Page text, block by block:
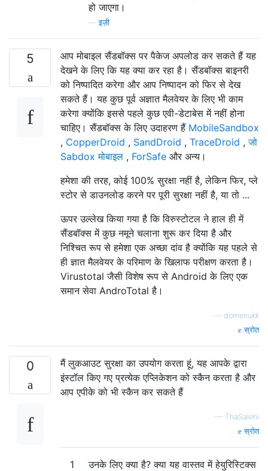
हो जाएगा।
—इज़ी
5
आप मोबाइल सैंडबॉक्स पर पैकेज अपलोड कर सकते हैं यह
देखने के लिए कि यह क्या कर रहा है। सैंडबॉक्स बाइनरी
को निष्पादित करेगा और आप निष्पादन को फिर से देख
सकते हैं। यह कुछ पूर्व अज्ञात मैलवेयर के लिए भी काम
करेगा क्योंकि इससे पहले कुछ एवी-डेटाबेस में नहीं होना
चाहिए। सैंडबॉक्स के लिए उदाहरण हैं MobileSandbox
, CopperDroid , SandDroid , TraceDroid ,जो
Sabdox मोबाइल , ForSafe और अन्य।
हमेशा की तरह, कोई 100% सुरक्षा नहीं है, लेकिन फिर, प्ले
स्टोर से डाउनलोड करने पर पूरी सुरक्षा नहीं है, या तो ...
ऊपर उल्लेख किया गया है कि विरुस्टोटल ने हाल ही में
सैंडबॉक्स में कुछ नमूने चलाना शुरू कर दिया है और
निश्चित रूप से हमेशा एक अच्छा दांव है क्योंकि यह पहले से
ही ज्ञात मैलवेयर के परिमाण के खिलाफ परीक्षण करता है।
Virustotal जैसी विशेष रूप से Android के लिए एक
समान सेवा AndroTotal है।
domenukk
स्रोत
0
मैं लुकआउट सुरक्षा का उपयोग करता हूं, यह आपके द्वारा
इंस्टॉल किए गए प्रत्येक एप्लिकेशन को स्कैन करता है और
आप एपीके को भी स्कैन कर सकते हैं
— ThaSaleni
स्रोत
1
उनके लिए क्या है? क्या यह वास्तव में हेयुरिस्टिक्स